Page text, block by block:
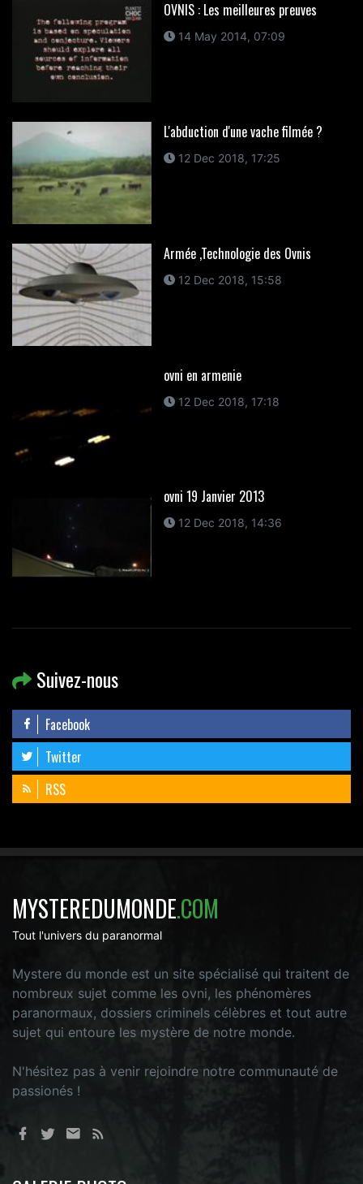
OVNIS : Les meilleures preuves
14 May 2014, 07:09
L'abduction d'une vache filmée ?
12 Dec 2018, 17:25
Armée ,Technologie des Ovnis
12 Dec 2018, 15:58
ovni en armenie
12 Dec 2018, 17:18
ovni 19 Janvier 2013
12 Dec 2018, 14:36
Suivez-nous
Facebook
Twitter
RSS
MYSTEREDUMONDE.COM
Tout l'univers du paranormal
Mystere du monde est un site spécialisé qui traitent de
nombreux sujet comme les ovni, les phénomères
paranormaux, dossiers criminels célèbres et tout autre
sujet qui entoure les mystère de notre monde.
N'hésitez pas à venir rejoindre notre communauté de
passionés !